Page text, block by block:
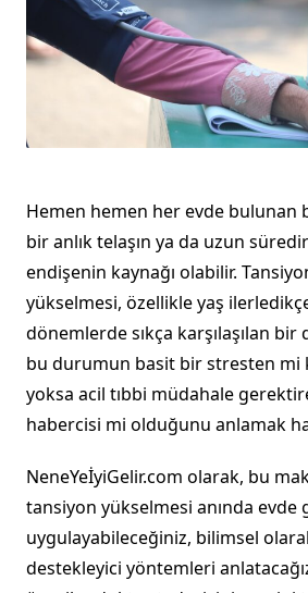
Hemen hemen her evde bulunan
bir anlık telaşın ya da uzun
endişenin kaynağı olabilir.
yükselmesi, özellikle yaş
dönemlerde sıkça karşılaşılan
bu durumun basit bir stresten mi
yoksa acil tıbbi müdahale
habercisi mi olduğunu anlamak
NeneYeİyiGelir.com olarak, bu
tansiyon yükselmesi anında evde
uygulayabileceğiniz, bilimsel
destekleyici yöntemleri